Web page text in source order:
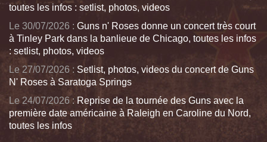
toutes les infos : setlist, photos, videos
Le 30/07/2026 : Guns n' Roses donne un concert très court
à Tinley Park dans la banlieue de Chicago, toutes les infos
: setlist, photos, videos
Le 27/07/2026 : Setlist, photos, videos du concert de Guns
N' Roses à Saratoga Springs
Le 24/07/2026 : Reprise de la tournée des Guns avec la
première date américaine à Raleigh en Caroline du Nord,
toutes les infos